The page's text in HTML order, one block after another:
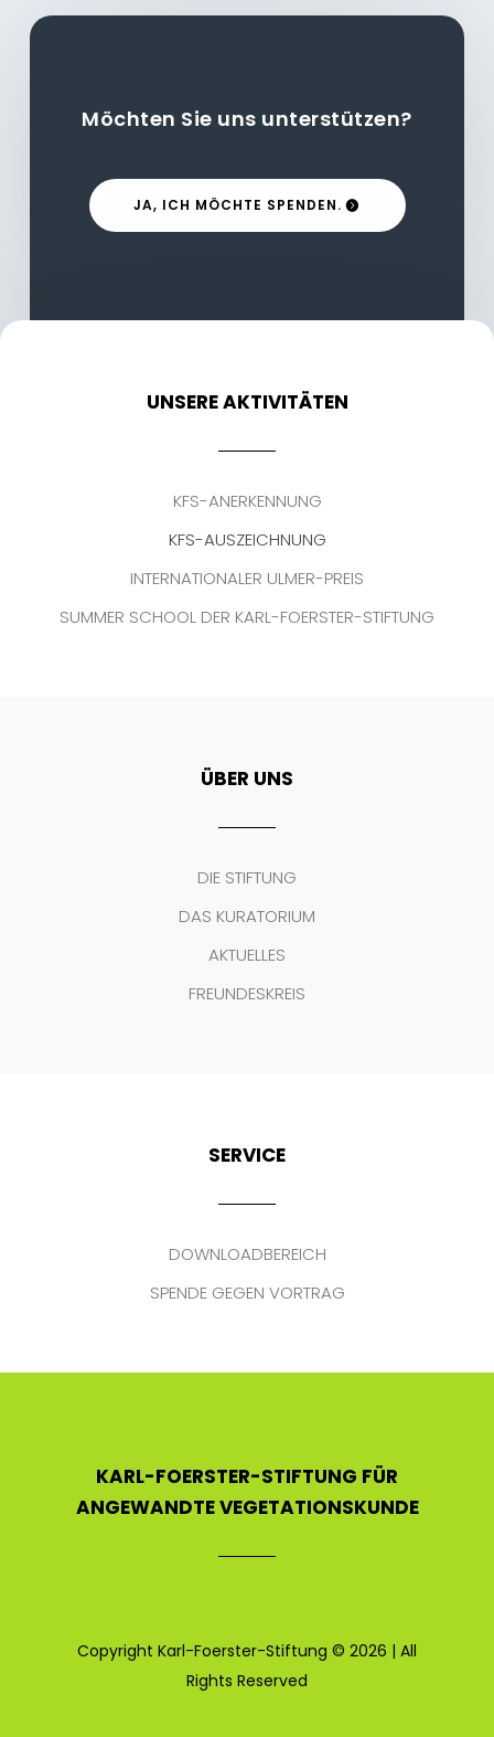
Möchten Sie uns unterstützen?
JA, ICH MÖCHTE SPENDEN.
UNSERE AKTIVITÄTEN
KFS-ANERKENNUNG
KFS-AUSZEICHNUNG
INTERNATIONALER ULMER-PREIS
SUMMER SCHOOL DER KARL-FOERSTER-STIFTUNG
ÜBER UNS
DIE STIFTUNG
DAS KURATORIUM
AKTUELLES
FREUNDESKREIS
SERVICE
DOWNLOADBEREICH
SPENDE GEGEN VORTRAG
KARL-FOERSTER-STIFTUNG FÜR
ANGEWANDTE VEGETATIONSKUNDE
Copyright Karl-Foerster-Stiftung © 2026 | All
Rights Reserved